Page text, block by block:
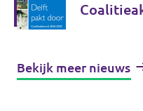
Bekijk meer nieuws